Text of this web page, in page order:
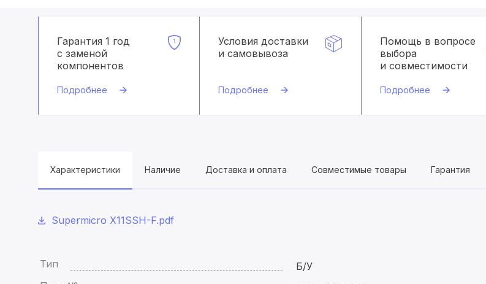
Гарантия 1 год
с заменой
компонентов
Подробнее
Условия доставки
и самовывоза
Подробнее
Помощь в вопросе
выбора
и совместимости
Подробнее
Характеристики Наличие Доставка и оплата Совместимые товары Гарантия
Supermicro X11SSH-F.pdf
Тип
Б/У